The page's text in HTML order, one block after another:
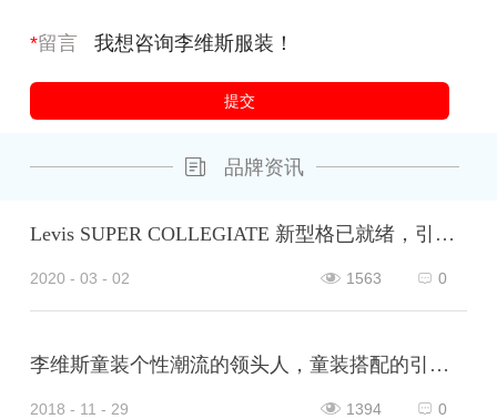
*留言
品牌资讯
Levis SUPER COLLEGIATE 新型格已就绪，引爆学院风范
2020 - 03 - 02 0
1563
李维斯童装个性潮流的领头人，童装搭配的引路人
2018 - 11 - 29 0
1394